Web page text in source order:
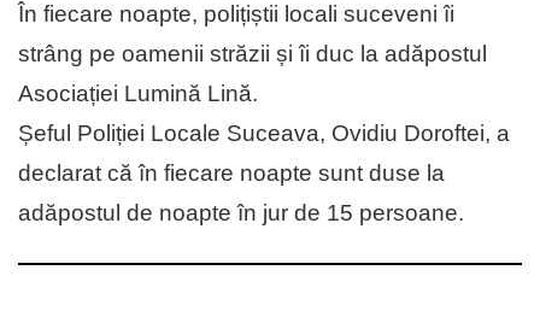
În fiecare noapte, polițiștii locali suceveni îi
strâng pe oamenii străzii și îi duc la adăpostul
Asociației Lumină Lină.
Șeful Poliției Locale Suceava, Ovidiu Doroftei, a
declarat că în fiecare noapte sunt duse la
adăpostul de noapte în jur de 15 persoane.